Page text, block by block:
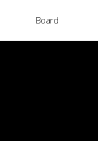
Board